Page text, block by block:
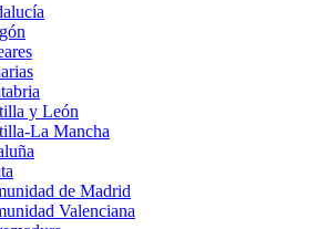
y León
La Mancha
de Madrid
Valenciana